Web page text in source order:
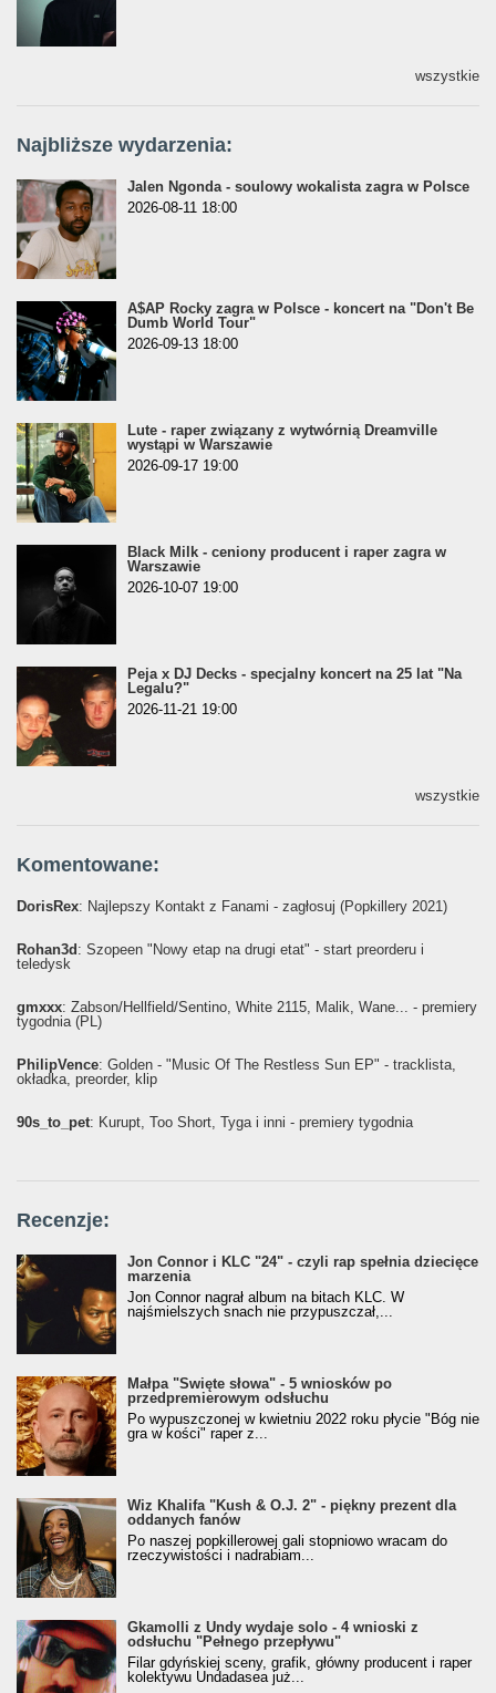
wszystkie
Najbliższe wydarzenia:
Jalen Ngonda - soulowy wokalista zagra w Polsce
2026-08-11 18:00
A$AP Rocky zagra w Polsce - koncert na "Don't Be
Dumb World Tour"
2026-09-13 18:00
Lute - raper związany z wytwórnią Dreamville
wystąpi w Warszawie
2026-09-17 19:00
Black Milk - ceniony producent i raper zagra w
Warszawie
2026-10-07 19:00
Peja x DJ Decks - specjalny koncert na 25 lat "Na
Legalu?"
2026-11-21 19:00
wszystkie
Komentowane:
DorisRex: Najlepszy Kontakt z Fanami - zagłosuj (Popkillery 2021)
Rohan3d : Szopeen "Nowy etap na drugi etat" - start preorderu i
teledysk
gmxxx: Żabson/Hellfield/Sentino, White 2115, Malik, Wane... - premiery
tygodnia (PL)
PhilipVence: Golden - "Music Of The Restless Sun EP" - tracklista,
okładka, preorder, klip
90s_to_pet: Kurupt, Too Short, Tyga i inni - premiery tygodnia
Recenzje:
Jon Connor i KLC "24" - czyli rap spełnia dziecięce
marzenia
Jon Connor nagrał album na bitach KLC. W
najśmielszych snach nie przypuszczał,...
Małpa "Święte słowa" - 5 wniosków po
przedpremierowym odsłuchu
Po wypuszczonej w kwietniu 2022 roku płycie "Bóg nie
gra w kości" raper z...
Wiz Khalifa "Kush & O.J. 2" - piękny prezent dla
oddanych fanów
Po naszej popkillerowej gali stopniowo wracam do
rzeczywistości i nadrabiam...
Gkamolli z Undy wydaje solo - 4 wnioski z
odsłuchu "Pełnego przepływu"
Filar gdyńskiej sceny, grafik, główny producent i raper
kolektywu Undadasea już...